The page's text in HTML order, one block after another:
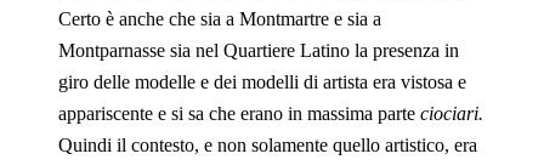
Certo è anche che sia a Montmartre e sia a
Montparnasse sia nel Quartiere Latino la presenza in
giro delle modelle e dei modelli di artista era vistosa e
appariscente e si sa che erano in massima parte ciociari.
Quindi il contesto, e non solamente quello artistico, era